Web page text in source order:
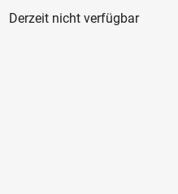
Derzeit nicht verfügbar